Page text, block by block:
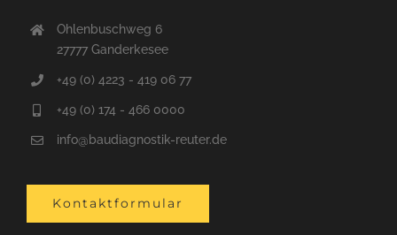
Ohlenbuschweg 6
27777 Ganderkesee
+49 (0) 4223 - 419 06 77
+49 (0) 174 - 466 0000
info@baudiagnostik-reuter.de
Kontaktformular